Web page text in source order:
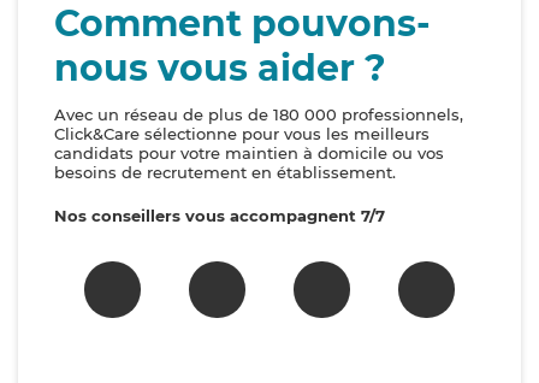
Comment pouvons-
nous vous aider ?
Avec un réseau de plus de 180 000 professionnels,
Click&Care sélectionne pour vous les meilleurs
candidats pour votre maintien à domicile ou vos
besoins de recrutement en établissement.
Nos conseillers vous accompagnent 7/7